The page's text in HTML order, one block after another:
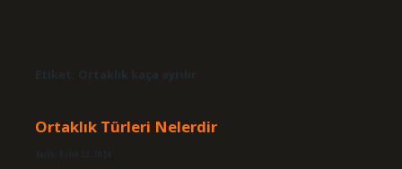
Etiket: Ortaklık kaça ayrılır
Ortaklık Türleri Nelerdir
Tarih: Eylül 22, 2024